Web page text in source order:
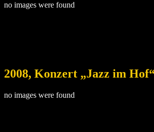
no images were found
2008, Konzert „Jazz im
no images were found